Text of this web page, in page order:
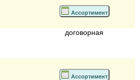
Ассортимент
договорная
Ассортимент